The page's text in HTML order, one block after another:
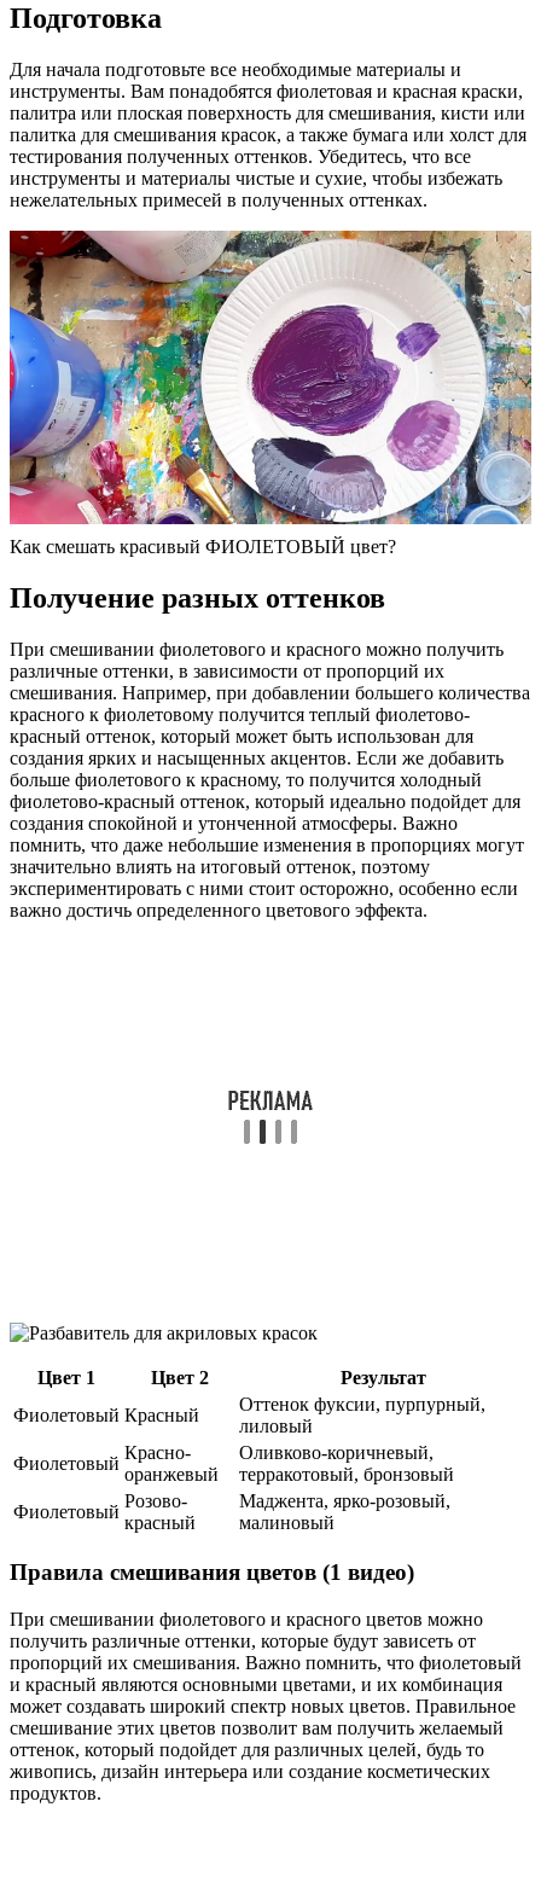
Подготовка
Для начала подготовьте все необходимые материалы и
инструменты. Вам понадобятся фиолетовая и красная краски,
палитра или плоская поверхность для смешивания, кисти или
палитка для смешивания красок, а также бумага или холст для
тестирования полученных оттенков. Убедитесь, что все
инструменты и материалы чистые и сухие, чтобы избежать
нежелательных примесей в полученных оттенках.
Как смешать красивый ФИОЛЕТОВЫЙ цвет?
Получение разных оттенков
При смешивании фиолетового и красного можно получить
различные оттенки, в зависимости от пропорций их
смешивания. Например, при добавлении большего количества
красного к фиолетовому получится теплый фиолетово-
красный оттенок, который может быть использован для
создания ярких и насыщенных акцентов. Если же добавить
больше фиолетового к красному, то получится холодный
фиолетово-красный оттенок, который идеально подойдет для
создания спокойной и утонченной атмосферы. Важно
помнить, что даже небольшие изменения в пропорциях могут
значительно влиять на итоговый оттенок, поэтому
экспериментировать с ними стоит осторожно, особенно если
важно достичь определенного цветового эффекта.
Цвет 1 Цвет 2
Результат
Фиолетовый Красный
Оттенок фуксии, пурпурный,
лиловый
Фиолетовый
Красно-
оранжевый
Оливково-коричневый,
терракотовый, бронзовый
Фиолетовый
Розово-
красный
Маджента, ярко-розовый,
малиновый
Правила смешивания цветов (1 видео)
При смешивании фиолетового и красного цветов можно
получить различные оттенки, которые будут зависеть от
пропорций их смешивания. Важно помнить, что фиолетовый
и красный являются основными цветами, и их комбинация
может создавать широкий спектр новых цветов. Правильное
смешивание этих цветов позволит вам получить желаемый
оттенок, который подойдет для различных целей, будь то
живопись, дизайн интерьера или создание косметических
продуктов.